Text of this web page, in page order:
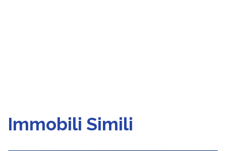
Immobili Simili